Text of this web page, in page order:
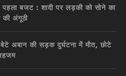
बजट : शादी पर लड़की को सोने का
की अंगूठी
अबान की सड़क दुर्घटना में मौत, छोटे